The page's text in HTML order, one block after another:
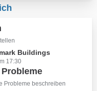
Buildings
17:30
Probleme beschreiben